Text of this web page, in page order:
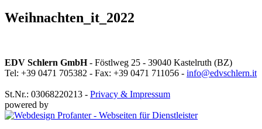
Weihnachten_it_2022
EDV Schlern GmbH- Föstlweg 25 - 39040 Kastelruth (BZ)
Tel: +39 0471 705382 - Fax: +39 0471 711056 - info@edvschlern.it
St.Nr.: 03068220213 - Privacy & Impressum
powered by